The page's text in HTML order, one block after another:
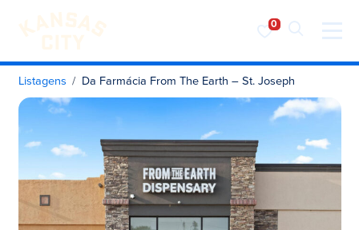
Visite o KC
Saltar para o conteúdo
Listagens Da Farmácia From The Earth – St. Joseph